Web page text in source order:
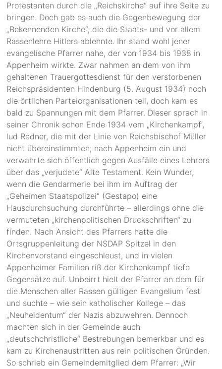
Protestanten durch die „Reichskirche“ auf ihre Seite zu
bringen. Doch gab es auch die Gegenbewegung der
„Bekennenden Kirche“, die die Staats- und vor allem
Rassenlehre Hitlers ablehnte. Ihr stand wohl jener
evangelische Pfarrer nahe, der von 1934 bis 1938 in
Appenheim wirkte. Zwar nahmen an dem von ihm
gehaltenen Trauergottesdienst für den verstorbenen
Reichspräsidenten Hindenburg (5. August 1934) noch
die örtlichen Parteiorganisationen teil, doch kam es
bald zu Spannungen mit dem Pfarrer. Dieser sprach in
seiner Chronik schon Ende 1934 vom „Kirchenkampf‘,
lud Redner, die mit der Linie von Reichsbischof Müller
nicht übereinstimmten, nach Appenheim ein und
verwahrte sich öffentlich gegen Ausfälle eines Lehrers
über das „verjudete“ Alte Testament. Kein Wunder,
wenn die Gendarmerie bei ihm im Auftrag der
„Geheimen Staatspolizei“ (Gestapo) eine
Hausdurchsuchung durchführte – allerdings ohne die
vermuteten „kirchenpolitischen Druckschriften“ zu
finden. Nach Ansicht des Pfarrers hatte die
Ortsgruppenleitung der NSDAP Spitzel in den
Kirchenvorstand eingeschleust, und in vielen
Appenheimer Familien riß der Kirchenkampf tiefe
Gegensätze auf. Unbeirrt hielt der Pfarrer an dem für
die Menschen aller Rassen gültigen Evangelium fest
und suchte – wie sein katholischer Kollege – das
„Neuheidentum“ der Nazis abzuwehren. Dennoch
machten sich in der Gemeinde auch
„deutschchristliche“ Bestrebungen bemerkbar und es
kam zu Kirchenaustritten aus rein politischen Gründen.
So schrieb ein Gemeindemitglied dem Pfarrer: „Wir